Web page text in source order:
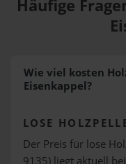
Häufige
Wie viel kosten
Eisenkappel?
LOSE
Der Preis für lose
9135) liegt aktuell bei